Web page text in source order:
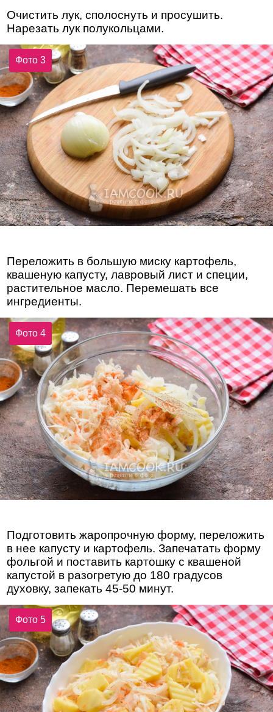
Очистить лук, сполоснуть и просушить.
Нарезать лук полукольцами.
Фото 3
Переложить в большую миску картофель,
квашеную капусту, лавровый лист и специи,
растительное масло. Перемешать все
ингредиенты.
Фото 4
Подготовить жаропрочную форму, переложить
в нее капусту и картофель. Запечатать форму
фольгой и поставить картошку с квашеной
капустой в разогретую до 180 градусов
духовку, запекать 45-50 минут.
Фото 5